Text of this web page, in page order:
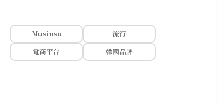
Musinsa
流行
電商平台
韓國品牌